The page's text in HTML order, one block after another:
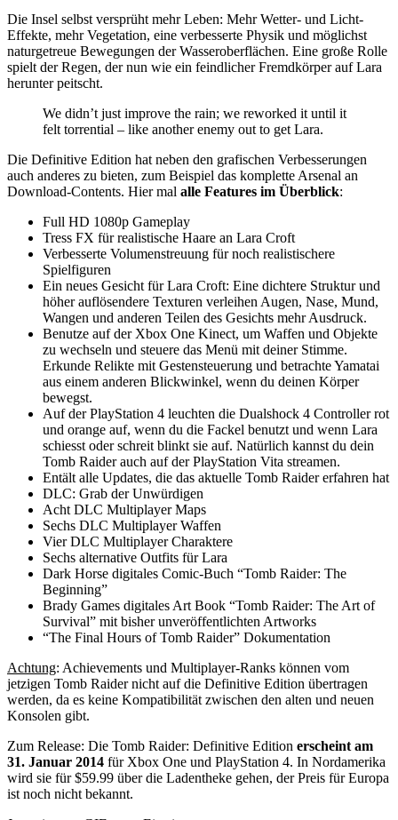
Die Insel selbst versprüht mehr Leben: Mehr Wetter- und Licht-
Effekte, mehr Vegetation, eine verbesserte Physik und möglichst
naturgetreue Bewegungen der Wasseroberflächen. Eine große Rolle
spielt der Regen, der nun wie ein feindlicher Fremdkörper auf Lara
herunter peitscht.
We didn’t just improve the rain; we reworked it until it
felt torrential – like another enemy out to get Lara.
Die Definitive Edition hat neben den grafischen Verbesserungen
auch anderes zu bieten, zum Beispiel das komplette Arsenal an
Download-Contents. Hier mal alle Features im Überblick:
Full HD 1080p Gameplay
Tress FX für realistische Haare an Lara Croft
Verbesserte Volumenstreuung für noch realistischere
Spielfiguren
Ein neues Gesicht für Lara Croft: Eine dichtere Struktur und
höher auflösendere Texturen verleihen Augen, Nase, Mund,
Wangen und anderen Teilen des Gesichts mehr Ausdruck.
Benutze auf der Xbox One Kinect, um Waffen und Objekte
zu wechseln und steuere das Menü mit deiner Stimme.
Erkunde Relikte mit Gestensteuerung und betrachte Yamatai
aus einem anderen Blickwinkel, wenn du deinen Körper
bewegst.
Auf der PlayStation 4 leuchten die Dualshock 4 Controller rot
und orange auf, wenn du die Fackel benutzt und wenn Lara
schiesst oder schreit blinkt sie auf. Natürlich kannst du dein
Tomb Raider auch auf der PlayStation Vita streamen.
Entält alle Updates, die das aktuelle Tomb Raider erfahren hat
DLC: Grab der Unwürdigen
Acht DLC Multiplayer Maps
Sechs DLC Multiplayer Waffen
Vier DLC Multiplayer Charaktere
Sechs alternative Outfits für Lara
Dark Horse digitales Comic-Buch “Tomb Raider: The
Beginning”
Brady Games digitales Art Book “Tomb Raider: The Art of
Survival” mit bisher unveröffentlichten Artworks
“The Final Hours of Tomb Raider” Dokumentation
Achtung: Achievements und Multiplayer-Ranks können vom
jetzigen Tomb Raider nicht auf die Definitive Edition übertragen
werden, da es keine Kompatibilität zwischen den alten und neuen
Konsolen gibt.
Zum Release: Die Tomb Raider: Definitive Edition erscheint am
31. Januar 2014 für Xbox One und PlayStation 4. In Nordamerika
wird sie für $59.99 über die Ladentheke gehen, der Preis für Europa
ist noch nicht bekannt.